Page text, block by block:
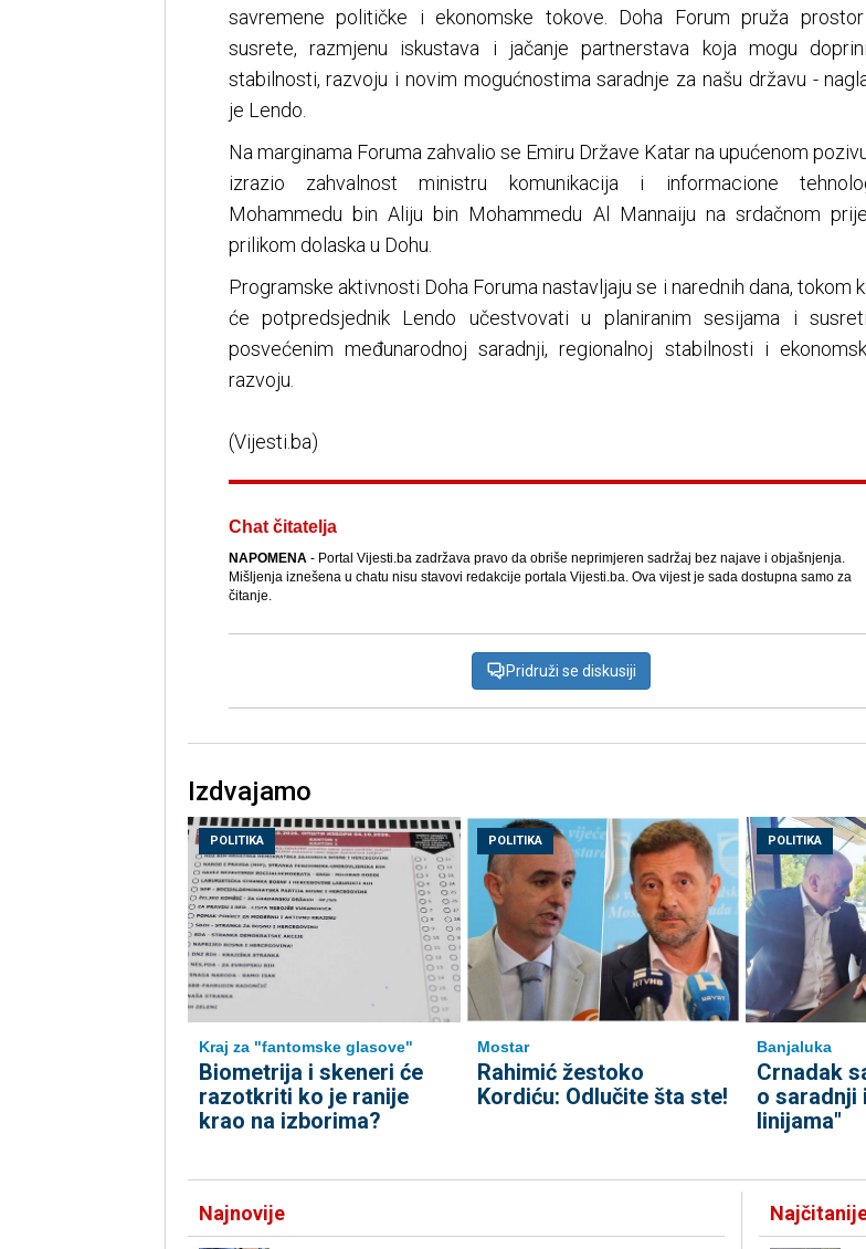
savremene političke i ekonomske tokove. Doha Forum pruža
susrete, razmjenu iskustava i jačanje partnerstava koja mogu
stabilnosti, razvoju i novim mogućnostima saradnje za našu državu -
je Lendo.
Na marginama Foruma zahvalio se Emiru Države Katar na upućenom
izrazio zahvalnost ministru komunikacija i informacione
Mohammedu bin Aliju bin Mohammedu Al Mannaiju na srdačnom
prilikom dolaska u Dohu.
Programske aktivnosti Doha Foruma nastavljaju se i narednih dana, tokom
će potpredsjednik Lendo učestvovati u planiranim sesijama i
posvećenim međunarodnoj saradnji, regionalnoj stabilnosti i
razvoju.
(Vijesti.ba)
Chat čitatelja
NAPOMENA- Portal Vijesti.ba zadržava pravo da obriše neprimjeren sadržaj bez najave i objašnjenja.
Mišljenja iznešena u chatu nisu stavovi redakcije portala Vijesti.ba. Ova vijest je sada dostupna samo za
čitanje.
Pridruži se diskusiji
Izdvajamo
POLITIKA
Kraj za "fantomske glasove"
Biometrija i skeneri će
razotkriti ko je ranije
krao na izborima?
POLITIKA
Mostar
Rahimić žestoko
Kordiću: Odlučite šta ste!
POLITIKA
Banjaluka
Crnadak
o saradnji
linijama"
Najnovije